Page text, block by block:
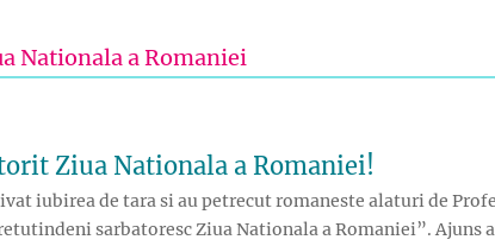
Nationala a Romaniei
Ziua Nationala a Romaniei!
iubirea de tara si au petrecut romaneste alaturi de
sarbatoresc Ziua Nationala a Romaniei”. Ajuns